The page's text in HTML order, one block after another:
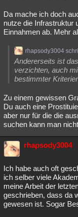
Da mache ich doch
nutze die Infrastruktur
Einnahmen ab. Mehr
rhapsody3004
Andererseits ist
verzichten, auch
bestimmter
Zu einem gewissen
Du auch eine
aber nur für die die
suchen kann man
rhapsody3004
Ich habe auch oft
ich selber viele
meine Arbeit der
geschrieben, dass da
gewesen ist. Sogar